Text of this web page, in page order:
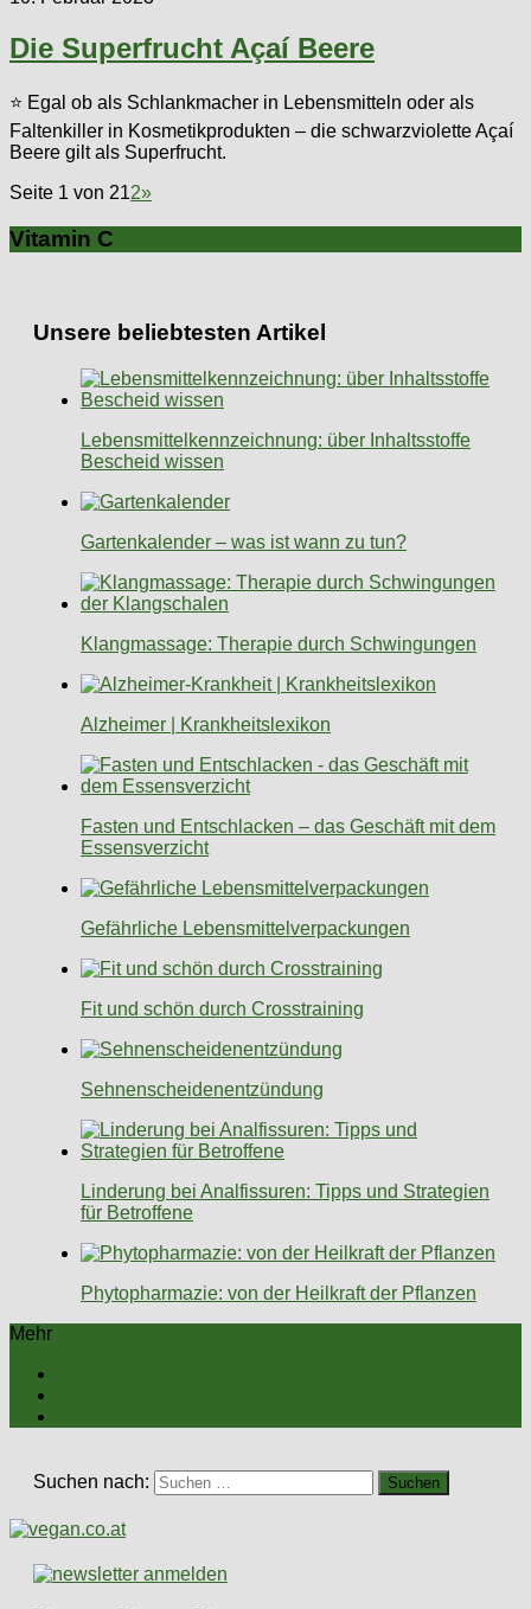
Die Superfrucht Açaí Beere
⭐ Egal ob als Schlankmacher in Lebensmitteln oder als
Faltenkiller in Kosmetikprodukten – die schwarzviolette Açaí
Beere gilt als Superfrucht.
Seite 1 von 212»
Vitamin C
Unsere beliebtesten Artikel
Lebensmittelkennzeichnung: über Inhaltsstoffe
Bescheid wissen
Gartenkalender – was ist wann zu tun?
Klangmassage: Therapie durch Schwingungen
Alzheimer | Krankheitslexikon
Fasten und Entschlacken – das Geschäft mit dem
Essensverzicht
Gefährliche Lebensmittelverpackungen
Fit und schön durch Crosstraining
Sehnenscheidenentzündung
Linderung bei Analfissuren: Tipps und Strategien
für Betroffene
Phytopharmazie: von der Heilkraft der Pflanzen
Mehr
Suchen nach: